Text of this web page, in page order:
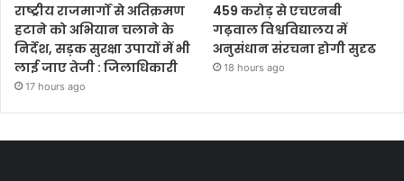
राष्ट्रीय राजमार्गों से अतिक्रमण
हटाने को अभियान चलाने के
निर्देश, सड़क सुरक्षा उपायों में भी
लाई जाए तेजी : जिलाधिकारी
17 hours ago
459 करोड़ से एचएनबी
गढ़वाल विश्वविद्यालय में
अनुसंधान संरचना होगी सुदृढ
18 hours ago